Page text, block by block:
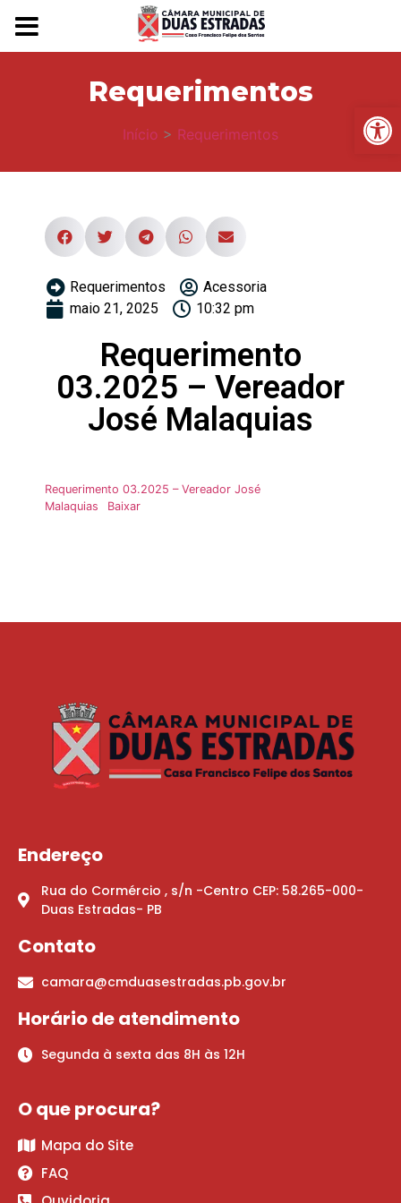
Requerimentos
Início > Requerimentos
Requerimentos
Acessoria
maio 21, 2025
10:32 pm
Requerimento
03.2025 – Vereador
José Malaquias
Requerimento 03.2025 – Vereador José
Malaquias
Baixar
Endereço
Rua do Cormércio , s/n -Centro CEP: 58.265-000-
Duas Estradas- PB
Contato
camara@cmduasestradas.pb.gov.br
Horário de atendimento
Segunda à sexta das 8H às 12H
O que procura?
Mapa do Site
FAQ